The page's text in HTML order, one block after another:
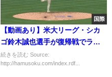
国際
【動画あり】米大リーグ・シカ
ゴ鈴木誠也選手が復帰戦でラン
ニングホームラン
続きを読む Source:
http://hamusoku.com/index.rdf...